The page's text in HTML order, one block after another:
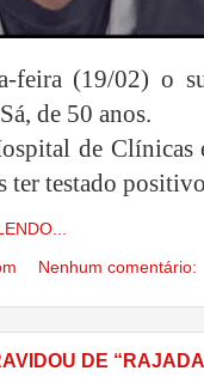
feira (19/02) o
de 50 anos.
de Clínicas
ter testado
Nenhum comentário:
DE